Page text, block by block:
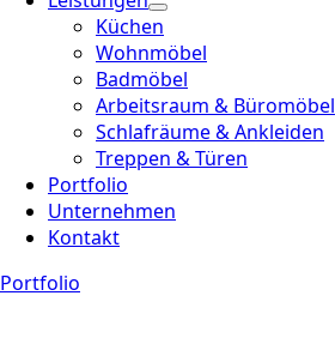
Küchen
Wohnmöbel
Badmöbel
Arbeitsraum & Büromöbel
Schlafräume & Ankleiden
Treppen & Türen
Portfolio
Unternehmen
Kontakt
Portfolio